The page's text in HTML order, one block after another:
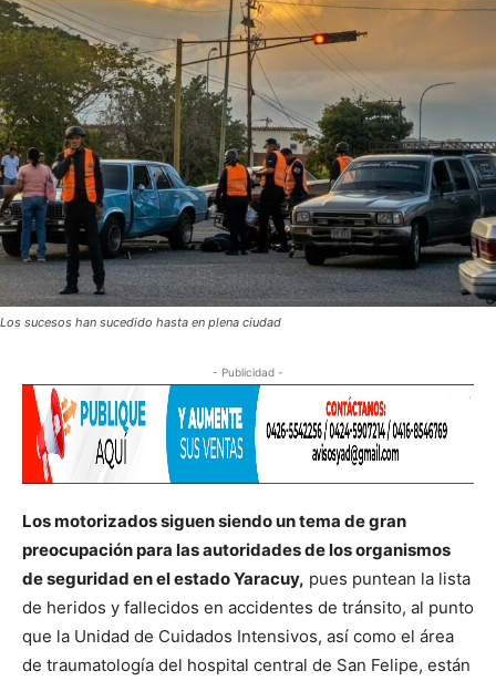
Los sucesos han sucedido hasta en plena ciudad
- Publicidad -
Los motorizados siguen siendo un tema de gran
preocupación para las autoridades de los organismos
de seguridad en el estado Yaracuy, pues puntean la lista
de heridos y fallecidos en accidentes de tránsito, al punto
que la Unidad de Cuidados Intensivos, así como el área
de traumatología del hospital central de San Felipe, están